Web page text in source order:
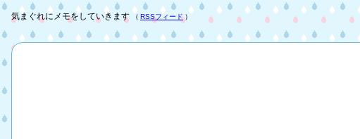
気まぐれにメモをしていきます （ RSSフィード ）